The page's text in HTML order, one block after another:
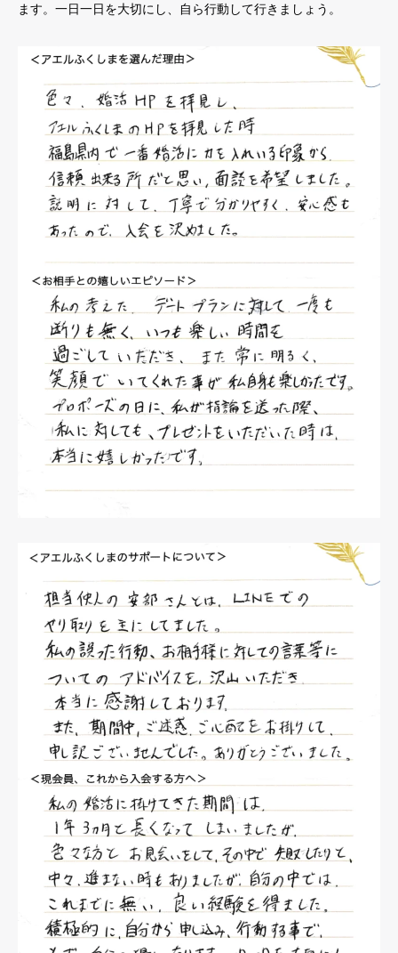
ます。一日一日を大切にし、自ら行動して行きましょう。